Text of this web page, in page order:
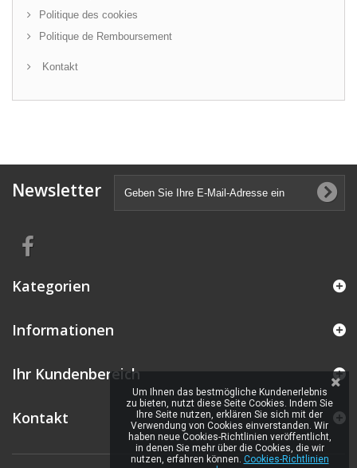
Politique des cookies
Politique de Remboursement
Kontakt
Newsletter
Kategorien
Informationen
Ihr Kundenbereich
Kontakt
Um Ihnen das bestmögliche Kundenerlebnis
zu bieten, nutzt diese Seite Cookies. Indem Sie
Ihre Seite nutzen, erklären Sie sich mit der
Verwendung von Cookies einverstanden. Wir
haben neue Cookies-Richtlinien veröffentlicht,
in denen Sie mehr über die Cookies, die wir
nutzen, erfahren können. Cookies-Richtlinien